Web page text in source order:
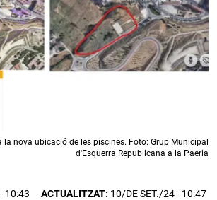
la nova ubicació de les piscines. Foto: Grup Municipal
d'Esquerra Republicana a la Paeria
- 10:43 ACTUALITZAT: 10/DE SET./24 - 10:47